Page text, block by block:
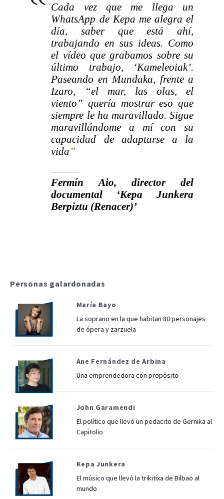
Cada vez que me llega un
WhatsApp de Kepa me alegra el
día, saber que está ahí,
trabajando en sus ideas. Como
el vídeo que grabamos sobre su
último trabajo, ‘Kameleoiak’.
Paseando en Mundaka, frente a
Izaro, “el mar, las olas, el
viento” quería mostrar eso que
siempre le ha maravillado. Sigue
maravillándome a mí con su
capacidad de adaptarse a la
vida”
Fermín Aio, director del
documental ‘Kepa Junkera
Berpiztu (Renacer)’
Personas galardonadas
María Bayo
La soprano en la que habitan 80 personajes
de ópera y zarzuela
Ane Fernández de Arbina
Una emprendedora con propósito
John Garamendi
El político que llevó un pedacito de Gernika al
Capitolio
Kepa Junkera
El músico que llevó la trikitixa de Bilbao al
mundo